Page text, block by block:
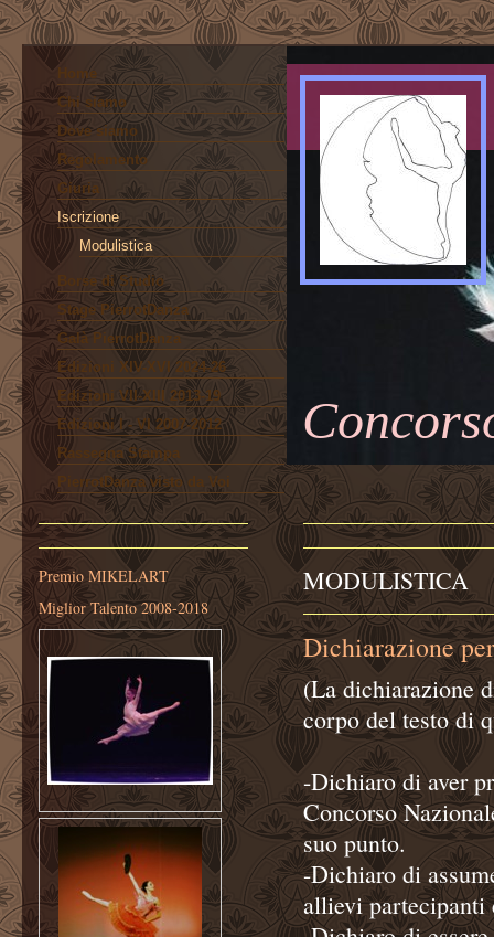
Home
Chi siamo
Dove siamo
Regolamento
Giuria
Iscrizione
Modulistica
Borse di Studio
Stage PierrotDanza
Galà PierrotDanza
Edizioni XIV-XVI 2024-26
Edizioni VII-XIII 2013-19
Edizioni I - VI 2007-2012
Rassegna Stampa
PierrotDanza visto da Voi
MODULISTICA
Dichiarazione
(La dichiarazione
corpo del testo di
-Dichiaro di aver
Concorso
suo punto.
-Dichiaro di
allievi partecipanti
Premio MIKELART
Miglior Talento 2008-2018